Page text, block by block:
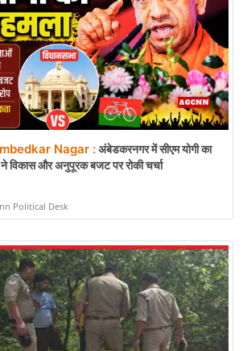
Nagar :अंबेडकरनगर में सीएम योगी का
ने विकास और अनुपूरक बजट पर रोकी चर्चा
Political Desk